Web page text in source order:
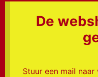
De
Stuur een mail